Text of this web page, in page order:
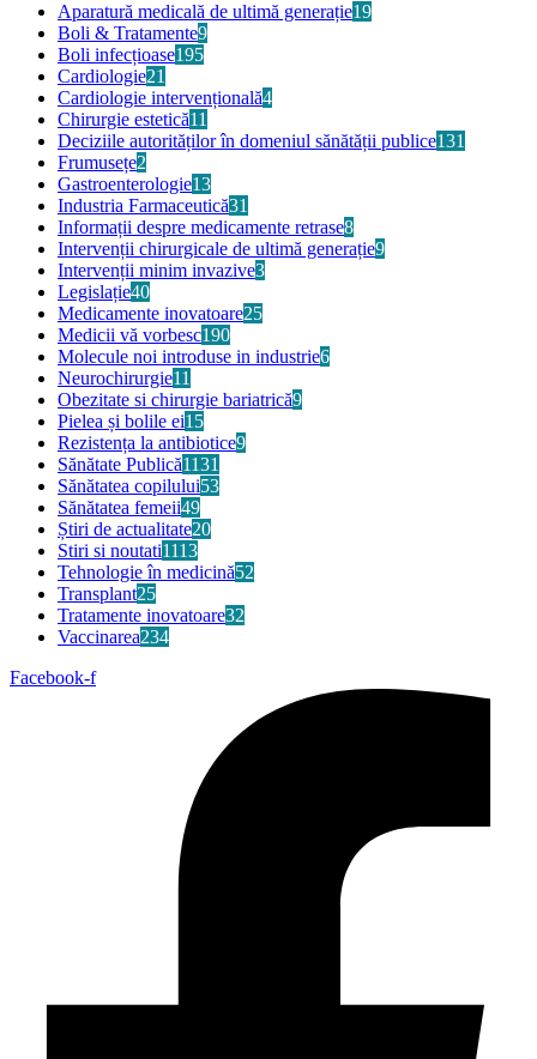
Aparatură medicală de ultimă generație19
Boli & Tratamente9
Boli infecțioase195
Cardiologie21
Cardiologie intervențională4
Chirurgie estetică11
Deciziile autorităților în domeniul sănătății publice131
Frumusețe2
Gastroenterologie13
Industria Farmaceutică31
Informații despre medicamente retrase8
Intervenții chirurgicale de ultimă generație9
Intervenții minim invazive3
Legislație40
Medicamente inovatoare25
Medicii vă vorbesc190
Molecule noi introduse in industrie6
Neurochirurgie11
Obezitate si chirurgie bariatrică9
Pielea și bolile ei15
Rezistența la antibiotice9
Sănătate Publică1131
Sănătatea copilului53
Sănătatea femeii49
Știri de actualitate20
Stiri si noutati1113
Tehnologie în medicină52
Transplant25
Tratamente inovatoare32
Vaccinarea234
Facebook-f